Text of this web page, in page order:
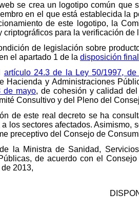
se crea un logotipo común
en el que está establecida la
de este logotipo, la
criptográficos para la verificación
de legislación sobre
el apartado 1 de la disposición
artículo 24.3 de la Ley 50/1997,
Hacienda y Administraciones
de mayo, de cohesión y calidad
Consultivo y del Pleno del
de este real decreto se ha
los sectores afectados.
preceptivo del Consejo de
la Ministra de Sanidad,
de acuerdo con el
2013,